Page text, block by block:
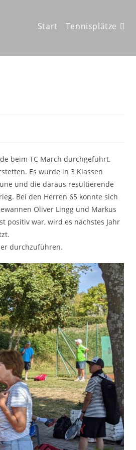
Start Tennisplätze
beim TC March durchgeführt.
Es wurde in 3 Klassen
und die daraus resultierende
Bei den Herren 65 konnte sich
Oliver Lingg und Markus
positiv war, wird es nächstes Jahr
durchzuführen.